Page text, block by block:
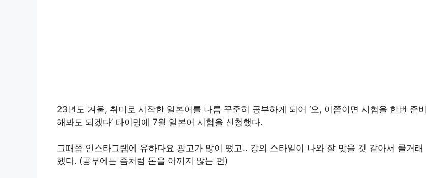
23년도 겨울, 취미로 시작한 일본어를 나름 꾸준히 공부하게 되어 ‘오, 이쯤이면 시험을 한번 준비
해봐도 되겠다’ 타이밍에 7월 일본어 시험을 신청했다.
그때쯤 인스타그램에 유하다요 광고가 많이 떴고.. 강의 스타일이 나와 잘 맞을 것 같아서 쿨거래
했다. (공부에는 좀처럼 돈을 아끼지 않는 편)